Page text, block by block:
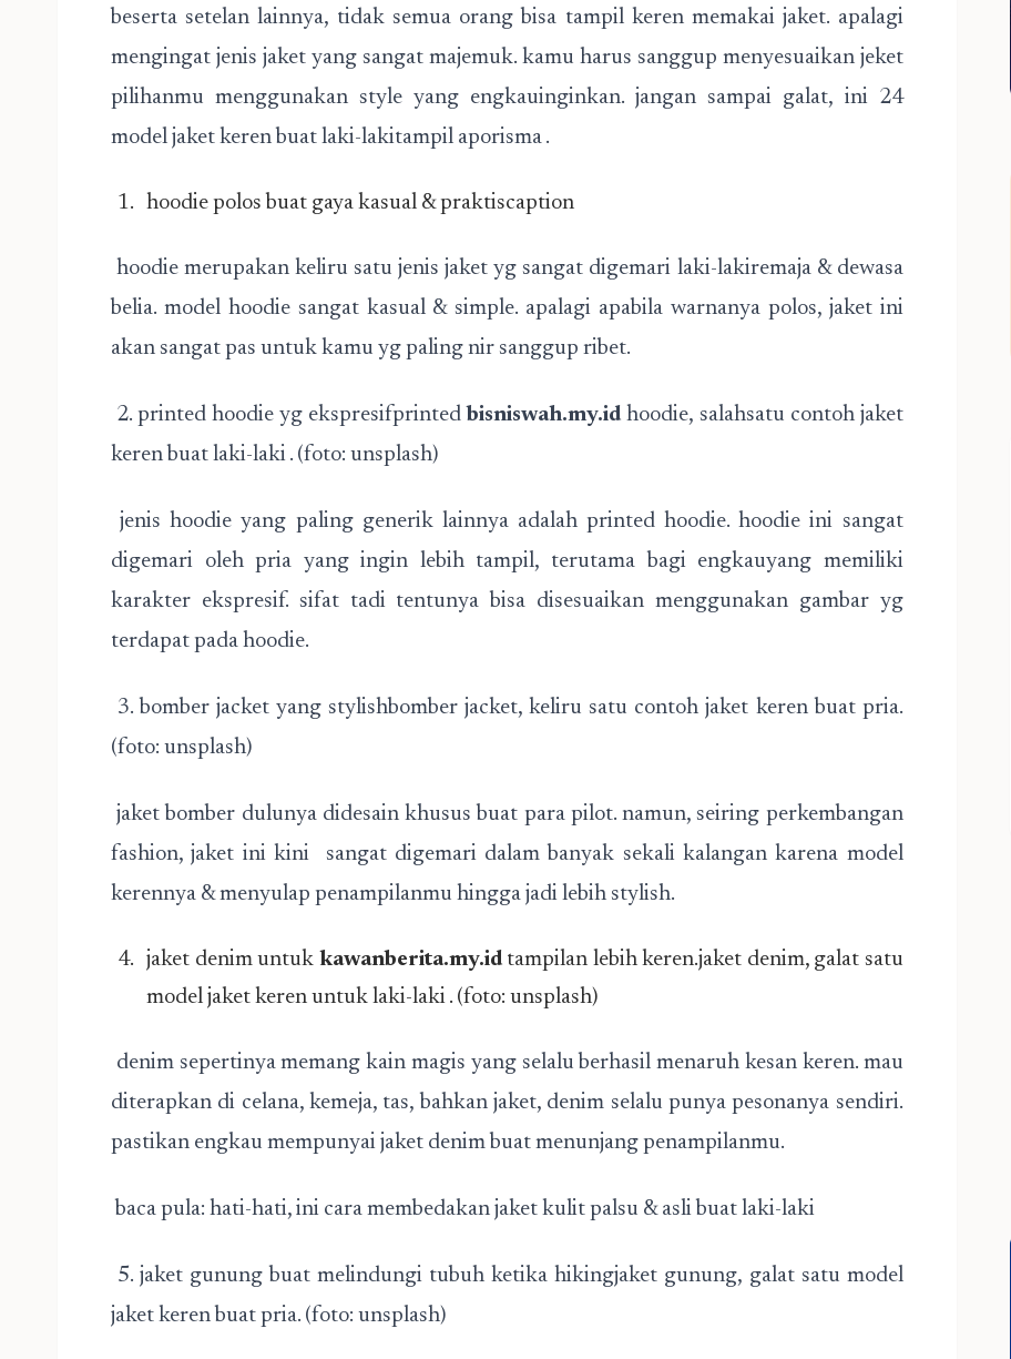
beserta setelan lainnya, tidak semua orang bisa tampil keren memakai jaket. apalagi
mengingat jenis jaket yang sangat majemuk. kamu harus sanggup menyesuaikan jeket
pilihanmu menggunakan style yang engkauinginkan. jangan sampai galat, ini 24
model jaket keren buat laki-lakitampil aporisma .
hoodie polos buat gaya kasual & praktiscaption
hoodie merupakan keliru satu jenis jaket yg sangat digemari laki-lakiremaja & dewasa
belia. model hoodie sangat kasual & simple. apalagi apabila warnanya polos, jaket ini
akan sangat pas untuk kamu yg paling nir sanggup ribet.
2. printed hoodie yg ekspresifprintedbisniswah.my.id hoodie, salahsatu contoh jaket
keren buat laki-laki . (foto: unsplash)
jenis hoodie yang paling generik lainnya adalah printed hoodie. hoodie ini sangat
digemari oleh pria yang ingin lebih tampil, terutama bagi engkauyang memiliki
karakter ekspresif. sifat tadi tentunya bisa disesuaikan menggunakan gambar yg
terdapat pada hoodie.
3. bomber jacket yang stylishbomber jacket, keliru satu contoh jaket keren buat pria.
(foto: unsplash)
jaket bomber dulunya didesain khusus buat para pilot. namun, seiring perkembangan
fashion, jaket ini kini sangat digemari dalam banyak sekali kalangan karena model
kerennya & menyulap penampilanmu hingga jadi lebih stylish.
jaket denim untuk kawanberita.my.idtampilan lebih keren.jaket denim, galat satu
model jaket keren untuk laki-laki . (foto: unsplash)
denim sepertinya memang kain magis yang selalu berhasil menaruh kesan keren. mau
diterapkan di celana, kemeja, tas, bahkan jaket, denim selalu punya pesonanya sendiri.
pastikan engkau mempunyai jaket denim buat menunjang penampilanmu.
baca pula: hati-hati, ini cara membedakan jaket kulit palsu & asli buat laki-laki
5. jaket gunung buat melindungi tubuh ketika hikingjaket gunung, galat satu model
jaket keren buat pria. (foto: unsplash)